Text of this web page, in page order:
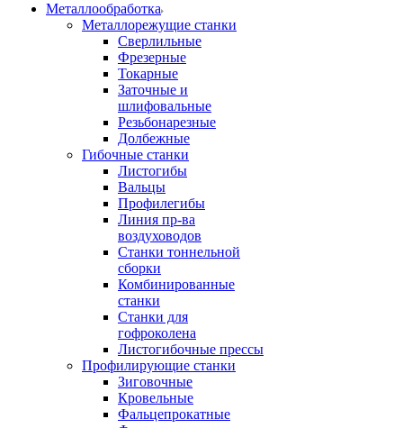
Металлообработка
Металлорежущие станки
Сверлильные
Фрезерные
Токарные
Заточные и
шлифовальные
Резьбонарезные
Долбежные
Гибочные станки
Листогибы
Вальцы
Профилегибы
Линия пр-ва
воздуховодов
Станки тоннельной
сборки
Комбинированные
станки
Станки для
гофроколена
Листогибочные прессы
Профилирующие станки
Зиговочные
Кровельные
Фальцепрокатные